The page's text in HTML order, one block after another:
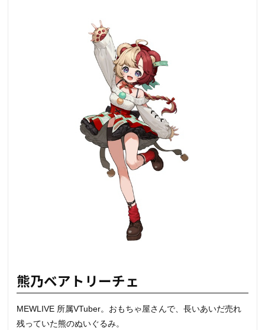
熊乃ベアトリーチェ
MEWLIVE 所属VTuber。おもちゃ屋さんで、長いあいだ売れ
残っていた熊のぬいぐるみ。